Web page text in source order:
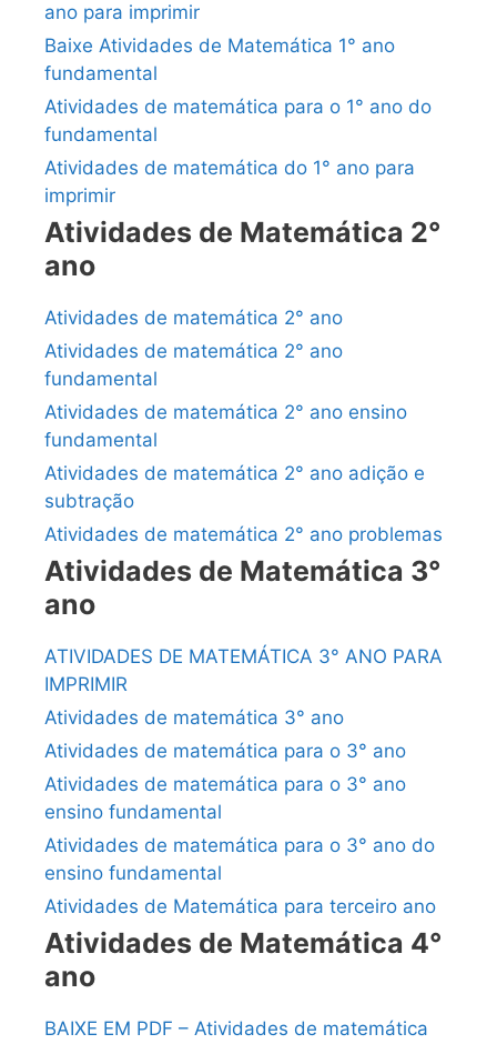
ano para imprimir
Baixe Atividades de Matemática 1° ano
fundamental
Atividades de matemática para o 1° ano do
fundamental
Atividades de matemática do 1° ano para
imprimir
Atividades de Matemática 2°
ano
Atividades de matemática 2° ano
Atividades de matemática 2° ano
fundamental
Atividades de matemática 2° ano ensino
fundamental
Atividades de matemática 2° ano adição e
subtração
Atividades de matemática 2° ano problemas
Atividades de Matemática 3°
ano
ATIVIDADES DE MATEMÁTICA 3° ANO PARA
IMPRIMIR
Atividades de matemática 3° ano
Atividades de matemática para o 3° ano
Atividades de matemática para o 3° ano
ensino fundamental
Atividades de matemática para o 3° ano do
ensino fundamental
Atividades de Matemática para terceiro ano
Atividades de Matemática 4°
ano
BAIXE EM PDF – Atividades de matemática